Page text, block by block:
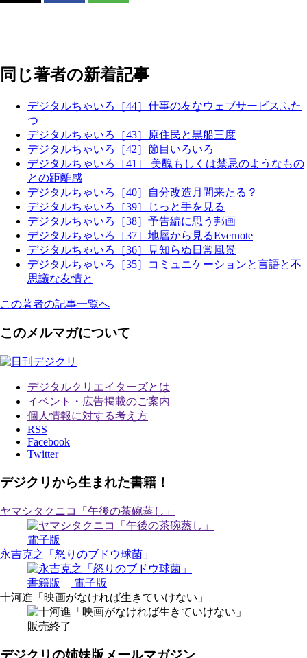
同じ著者の新着記事
デジタルちゃいろ［44］仕事の友なウェブサービスふた
つ
デジタルちゃいろ［43］原住民と黒船三度
デジタルちゃいろ［42］節目いろいろ
デジタルちゃいろ［41］ 美醜もしくは禁忌のようなもの
との距離感
デジタルちゃいろ［40］自分改造月間来たる？
デジタルちゃいろ［39］じっと手を見る
デジタルちゃいろ［38］予告編に思う邦画
デジタルちゃいろ［37］地層から見るEvernote
デジタルちゃいろ［36］見知らぬ日常風景
デジタルちゃいろ［35］コミュニケーションと言語と不
思議な友情と
この著者の記事一覧へ
このメルマガについて
デジタルクリエイターズとは
イベント・広告掲載のご案内
個人情報に対する考え方
RSS
Facebook
Twitter
デジクリから生まれた書籍！
ヤマシタクニコ「午後の茶碗蒸し」
電子版
永吉克之「怒りのブドウ球菌」
書籍版
電子版
十河進「映画がなければ生きていけない」
販売終了
デジクリの姉妹版メールマガジン